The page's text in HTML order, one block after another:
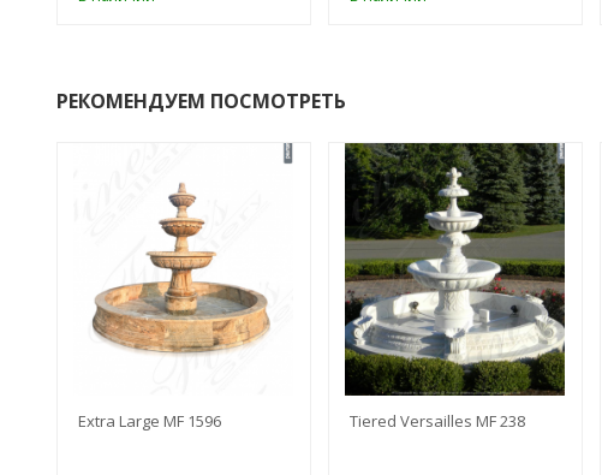
РЕКОМЕНДУЕМ ПОСМОТРЕТЬ
Extra Large MF 1596 Tiered Versailles MF 238